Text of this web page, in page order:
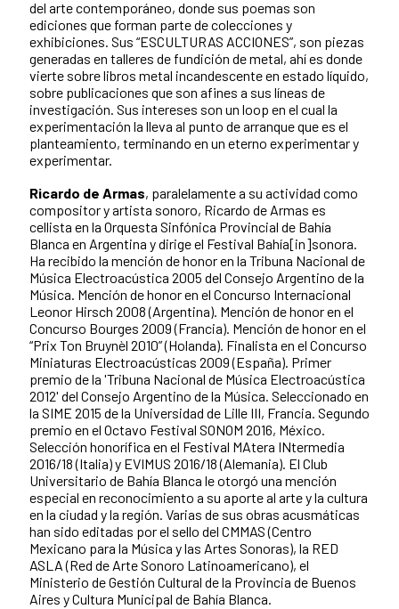
del arte contemporáneo, donde sus poemas son
ediciones que forman parte de colecciones y
exhibiciones. Sus “ESCULTURAS ACCIONES”, son piezas
generadas en talleres de fundición de metal, ahí es donde
vierte sobre libros metal incandescente en estado líquido,
sobre publicaciones que son afines a sus líneas de
investigación. Sus intereses son un loop en el cual la
experimentación la lleva al punto de arranque que es el
planteamiento, terminando en un eterno experimentar y
experimentar.
Ricardo de Armas, paralelamente a su actividad como
compositor y artista sonoro, Ricardo de Armas es
cellista en la Orquesta Sinfónica Provincial de Bahía
Blanca en Argentina y dirige el Festival Bahía[in]sonora.
Ha recibido la mención de honor en la Tribuna Nacional de
Música Electroacústica 2005 del Consejo Argentino de la
Música. Mención de honor en el Concurso Internacional
Leonor Hirsch 2008 (Argentina). Mención de honor en el
Concurso Bourges 2009 (Francia). Mención de honor en el
“Prix Ton Bruynèl 2010” (Holanda). Finalista en el Concurso
Miniaturas Electroacústicas 2009 (España). Primer
premio de la 'Tribuna Nacional de Música Electroacústica
2012' del Consejo Argentino de la Música. Seleccionado en
la SIME 2015 de la Universidad de Lille III, Francia. Segundo
premio en el Octavo Festival SONOM 2016, México.
Selección honorífica en el Festival MAtera INtermedia
2016/18 (Italia) y EVIMUS 2016/18 (Alemania). El Club
Universitario de Bahía Blanca le otorgó una mención
especial en reconocimiento a su aporte al arte y la cultura
en la ciudad y la región. Varias de sus obras acusmáticas
han sido editadas por el sello del CMMAS (Centro
Mexicano para la Música y las Artes Sonoras), la RED
ASLA (Red de Arte Sonoro Latinoamericano), el
Ministerio de Gestión Cultural de la Provincia de Buenos
Aires y Cultura Municipal de Bahía Blanca.